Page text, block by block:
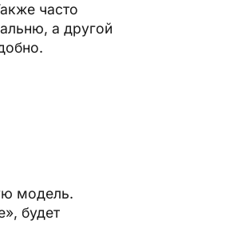
часто
а другой
модель.
будет